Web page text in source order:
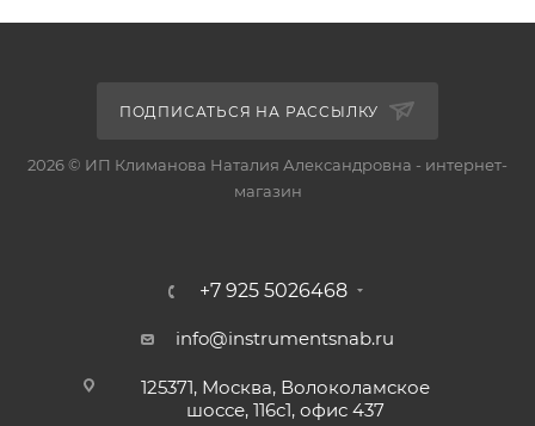
ПОДПИСАТЬСЯ НА РАССЫЛКУ
2026 © ИП Климанова Наталия Александровна - интернет-
магазин
+7 925 5026468
info@instrumentsnab.ru
125371, Москва, Волоколамское
шоссе, 116с1, офис 437